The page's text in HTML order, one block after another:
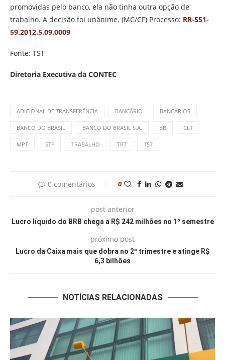
promovidas pelo banco, ela não tinha outra opção de
trabalho. A decisão foi unânime. (MC/CF) Processo: RR-551-
59.2012.5.09.0009
Fonte: TST
Diretoria Executiva da CONTEC
ADICIONAL DE TRANSFERÊNCIA BANCÁRIO BANCÁRIOS
BANCO DO BRASIL BANCO DO BRASIL S.A. BB CLT
MPT STF TRABALHO TRT TST
0 comentários 0
post anterior
Lucro líquido do BRB chega a R$ 242 milhões no 1º semestre
próximo post
Lucro da Caixa mais que dobra no 2º trimestre e atinge R$
6,3 bilhões
NOTÍCIAS RELACIONADAS